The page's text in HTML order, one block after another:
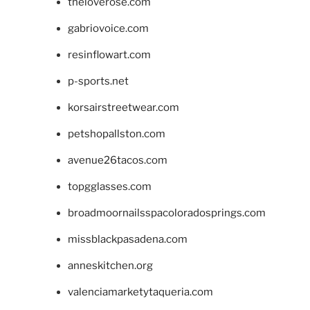
gabriovoice.com
resinflowart.com
p-sports.net
korsairstreetwear.com
petshopallston.com
avenue26tacos.com
topgglasses.com
broadmoornailsspacoloradosprings.com
missblackpasadena.com
anneskitchen.org
valenciamarketytaqueria.com